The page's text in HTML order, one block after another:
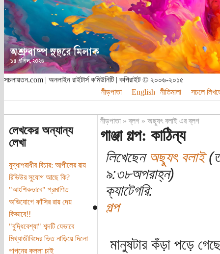
সচলায়তন.com | অনলাইন রাইটার্স কমিউনিটি | কপিরাইট © ২০০৬-২০১৫
নীড়পাতা
English নীতিমালা সচলে
লেখকের অন্যান্য
লেখা
যুদ্ধাপরাধীর বিচার: আপীলের রায়
রিভিউর সুযোগ আছে কি?
"আংশিকভাবে" প্রমাণিত
অভিযোগে ফাঁসির রায় দেয়
কিভাবে!!
"বুদ্ধিবেশ্যা" শব্দটি যেভাবে
মিথ্যাজীবিদের ভিত নাড়িয়ে দিলো
পাপনের কল্লা চাই
নীড়পাতা»ব্লগ» অছ্যুৎ বলাই এর ব্লগ
গাঞ্জা গল্প: কাঠিন্য
লিখেছেন অছ্যুৎ বলাই
৯:৩৮অপরাহ্ন)
ক্যাটেগরি:
গল্প
মানুষটার কঁড়া পড়ে